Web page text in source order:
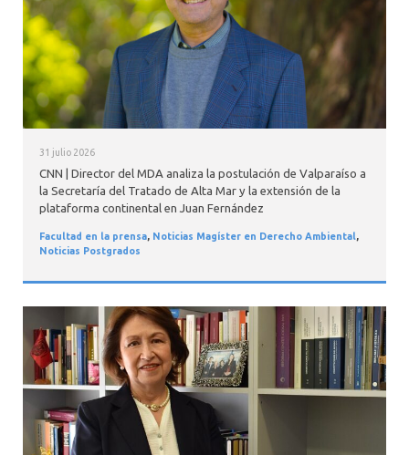
31 julio 2026
CNN | Director del MDA analiza la postulación de Valparaíso a
la Secretaría del Tratado de Alta Mar y la extensión de la
plataforma continental en Juan Fernández
Facultad en la prensa, Noticias Magíster en Derecho Ambiental,
Noticias Postgrados